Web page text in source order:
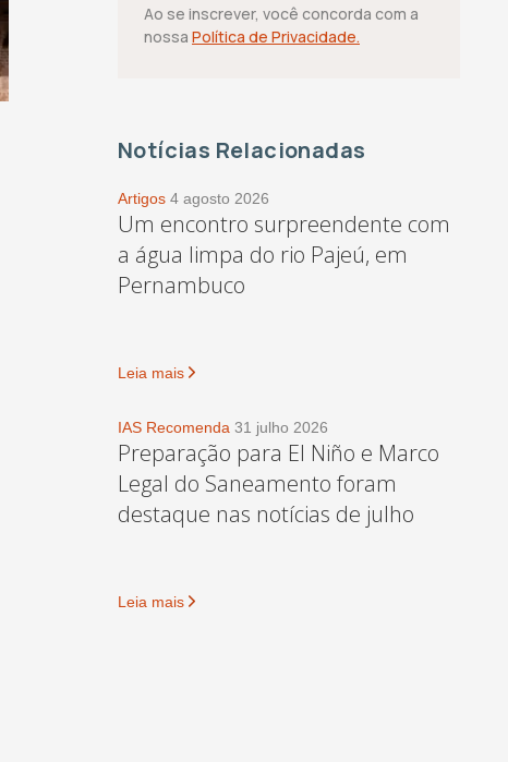
Ao se inscrever, você concorda com a
nossa Política de Privacidade.
Notícias Relacionadas
Artigos 4 agosto 2026
Um encontro surpreendente com
a água limpa do rio Pajeú, em
Pernambuco
Leia mais
IAS Recomenda 31 julho 2026
Preparação para El Niño e Marco
Legal do Saneamento foram
destaque nas notícias de julho
Leia mais